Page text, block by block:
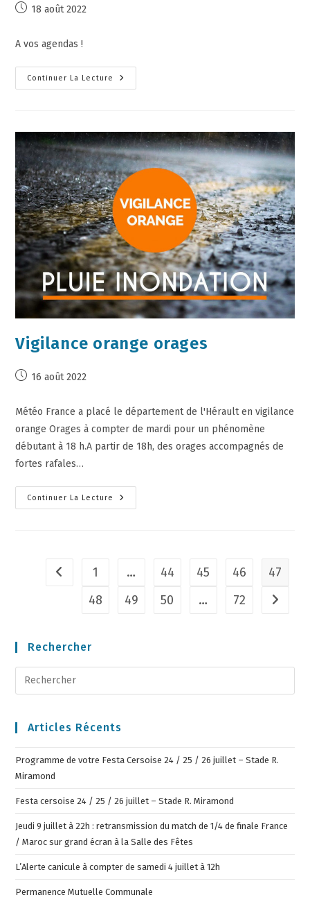
18 août 2022
A vos agendas !
Continuer La Lecture
Vigilance orange orages
16 août 2022
Météo France a placé le département de l'Hérault en vigilance
orange Orages à compter de mardi pour un phénomène
débutant à 18 h.A partir de 18h, des orages accompagnés de
fortes rafales…
Continuer La Lecture
1 … 44 45 46
47
48
49 50 … 72
Rechercher
Articles Récents
Programme de votre Festa Cersoise 24 / 25 / 26 juillet – Stade R.
Miramond
Festa cersoise 24 / 25 / 26 juillet – Stade R. Miramond
Jeudi 9 juillet à 22h : retransmission du match de 1/4 de finale France
/ Maroc sur grand écran à la Salle des Fêtes
L’Alerte canicule à compter de samedi 4 juillet à 12h
Permanence Mutuelle Communale